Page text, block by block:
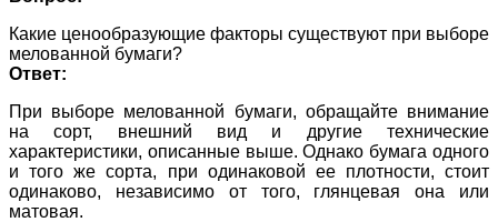
Какие ценообразующие факторы существуют при выборе
мелованной бумаги?
Ответ:
При выборе мелованной бумаги, обращайте внимание
на сорт, внешний вид и другие технические
характеристики, описанные выше. Однако бумага одного
и того же сорта, при одинаковой ее плотности, стоит
одинаково, независимо от того, глянцевая она или
матовая.